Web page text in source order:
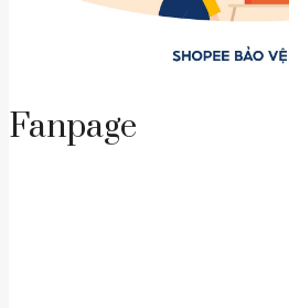
Fanpage